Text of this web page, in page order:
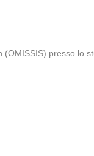
presso lo